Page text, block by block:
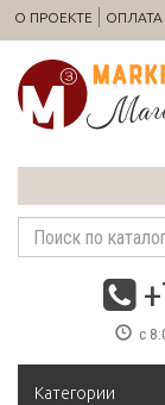
О ПРОЕКТЕ
с
Категории